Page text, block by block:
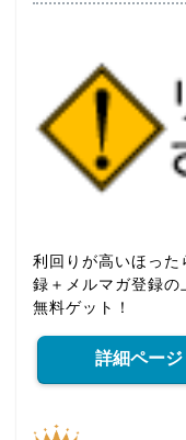
利回りが高いほった
録＋メルマガ登録
無料ゲット！
詳細ページ